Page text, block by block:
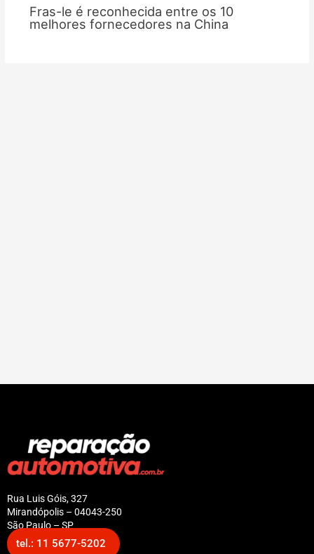
Fras-le é reconhecida entre os 10
melhores fornecedores na China
Rua Luis Góis, 327
Mirandópolis – 04043-250
São Paulo – SP
tel.: 11 5677-5202